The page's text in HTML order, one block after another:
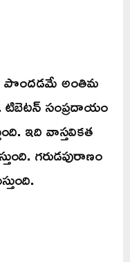
పొందడమే అంతిమ
టిబెటన్ సంప్రదాయం
ఇది వాస్తవికత
గరుడపురాణం